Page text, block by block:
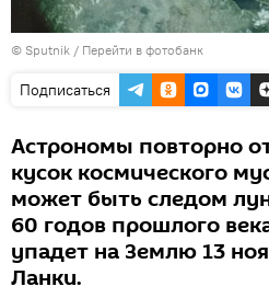
© Sputnik / Перейти в фотобанк
Подписаться
Астрономы повторно
кусок космического
может быть следом
60 годов прошлого
упадет на Землю 13
Ланки.